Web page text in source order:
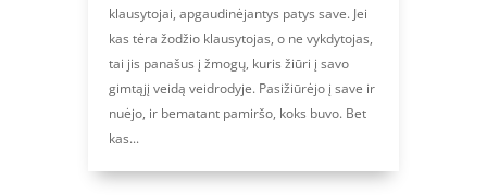
klausytojai, apgaudinėjantys patys save. Jei
kas tėra žodžio klausytojas, o ne vykdytojas,
tai jis panašus į žmogų, kuris žiūri į savo
gimtąjį veidą veidrodyje. Pasižiūrėjo į save ir
nuėjo, ir bematant pamiršo, koks buvo. Bet
kas...